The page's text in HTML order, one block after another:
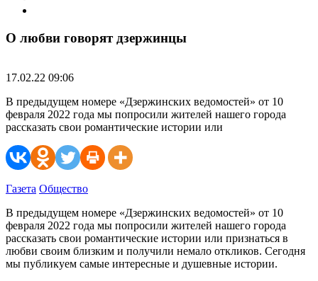
О любви говорят дзержинцы
17.02.22 09:06
В предыдущем номере «Дзержинских ведомостей» от 10
февраля 2022 года мы попросили жителей нашего города
рассказать свои романтические истории или
Газета Общество
В предыдущем номере «Дзержинских ведомостей» от 10
февраля 2022 года мы попросили жителей нашего города
рассказать свои романтические истории или признаться в
любви своим близким и получили немало откликов. Сегодня
мы публикуем самые интересные и душевные истории.